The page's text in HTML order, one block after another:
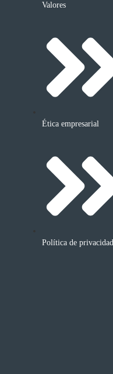
Valores
Ética empresarial
Política de privacidad